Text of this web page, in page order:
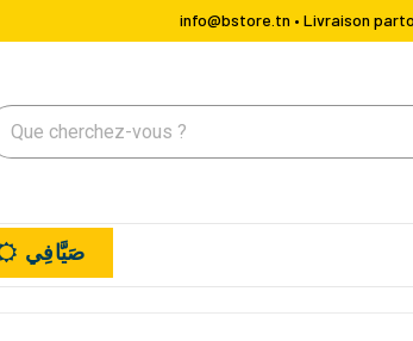
info@bstore.tn • Livraison
صَيَّافِي